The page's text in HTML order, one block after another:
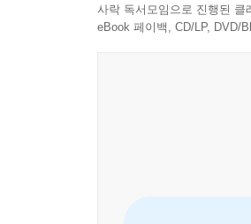
수도권 억제 정책의 한계
사업가와 월급쟁이보다
와 미치겠다. 이러니까
우석님 좋은 글 감사합
사락 독서모임으로 진행된
eBook 페이백, CD/LP, DVD/